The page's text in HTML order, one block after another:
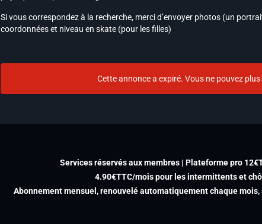
Si vous correspondez à la recherche, merci d’envoyer photos (un
coordonnées et niveau en skate (pour les filles)
Cette annonce a expiré. Vous ne pouvez
Services réservés aux membres | Plateforme pro
4.90€TTC/mois pour les intermittents et
Abonnement mensuel, renouvelé automatiquement chaque